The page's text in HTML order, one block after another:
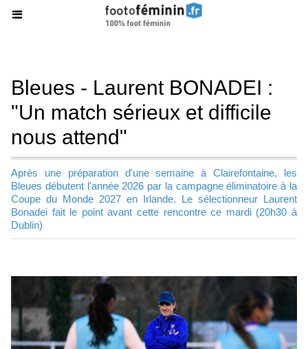
Bleues - Laurent BONADEI :
"Un match sérieux et difficile
nous attend"
Après une préparation d'une semaine à Clairefontaine, les
Bleues débutent l'année 2026 par la campagne éliminatoire à la
Coupe du Monde 2027 en Irlande. Le sélectionneur Laurent
Bonadei fait le point avant cette rencontre ce mardi (20h30 à
Dublin)